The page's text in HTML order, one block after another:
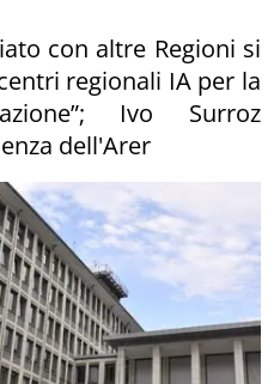
con altre Regioni si
regionali IA per la
Ivo Surroz
dell'Arer